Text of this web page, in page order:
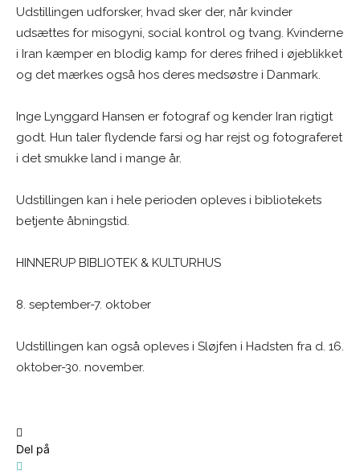
Udstillingen udforsker, hvad sker der, når kvinder
udsættes for misogyni, social kontrol og tvang. Kvinderne
i Iran kæmper en blodig kamp for deres frihed i øjeblikket
og det mærkes også hos deres medsøstre i Danmark.
Inge Lynggard Hansen er fotograf og kender Iran rigtigt
godt. Hun taler flydende farsi og har rejst og fotograferet
i det smukke land i mange år.
Udstillingen kan i hele perioden opleves i bibliotekets
betjente åbningstid.
HINNERUP BIBLIOTEK & KULTURHUS
8. september-7. oktober
Udstillingen kan også opleves i Sløjfen i Hadsten fra d. 16.
oktober-30. november.
Del på